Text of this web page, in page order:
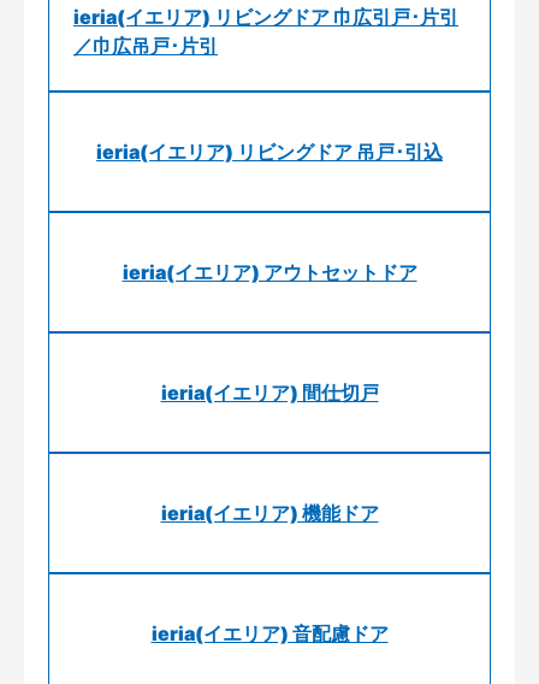
ieria(イエリア) リビングドア 巾広引戸･片引
／巾広吊戸･片引
ieria(イエリア) リビングドア 吊戸･引込
ieria(イエリア) アウトセットドア
ieria(イエリア) 間仕切戸
ieria(イエリア) 機能ドア
ieria(イエリア) 音配慮ドア